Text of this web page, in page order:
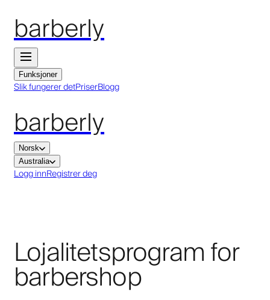
barberly
Funksjoner
Slik fungerer detPriserBlogg
barberly
Norsk
Australia
Logg innRegistrer deg
Lojalitetsprogram for
barbershop